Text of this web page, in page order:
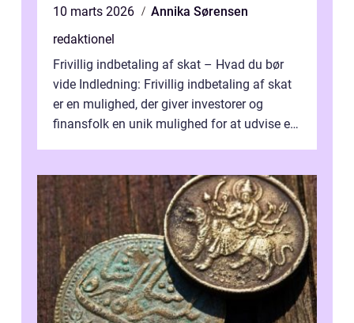
10 marts 2026
Annika Sørensen
redaktionel
Frivillig indbetaling af skat – Hvad du bør
vide Indledning: Frivillig indbetaling af skat
er en mulighed, der giver investorer og
finansfolk en unik mulighed for at udvise et